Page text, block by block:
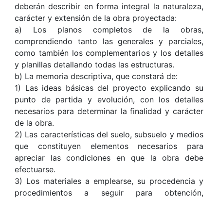
deberán describir en forma integral la naturaleza,
carácter y extensión de la obra proyectada:
a) Los planos completos de la obras,
comprendiendo tanto las generales y parciales,
como también los complementarios y los detalles
y planillas detallando todas las estructuras.
b) La memoria descriptiva, que constará de:
1) Las ideas básicas del proyecto explicando su
punto de partida y evolución, con los detalles
necesarios para determinar la finalidad y carácter
de la obra.
2) Las características del suelo, subsuelo y medios
que constituyen elementos necesarios para
apreciar las condiciones en que la obra debe
efectuarse.
3) Los materiales a emplearse, su procedencia y
procedimientos a seguir para obtención,